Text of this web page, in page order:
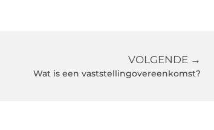
VOLGENDE →
Wat is een vaststellingovereenkomst?